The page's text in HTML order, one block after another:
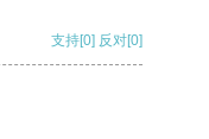
支持[0] 反对[0]